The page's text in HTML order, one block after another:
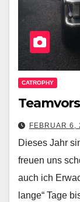
CATROPHY
FEBRUAR 6,
Dieses Jahr
freuen uns
auch ich
lange“ Tage